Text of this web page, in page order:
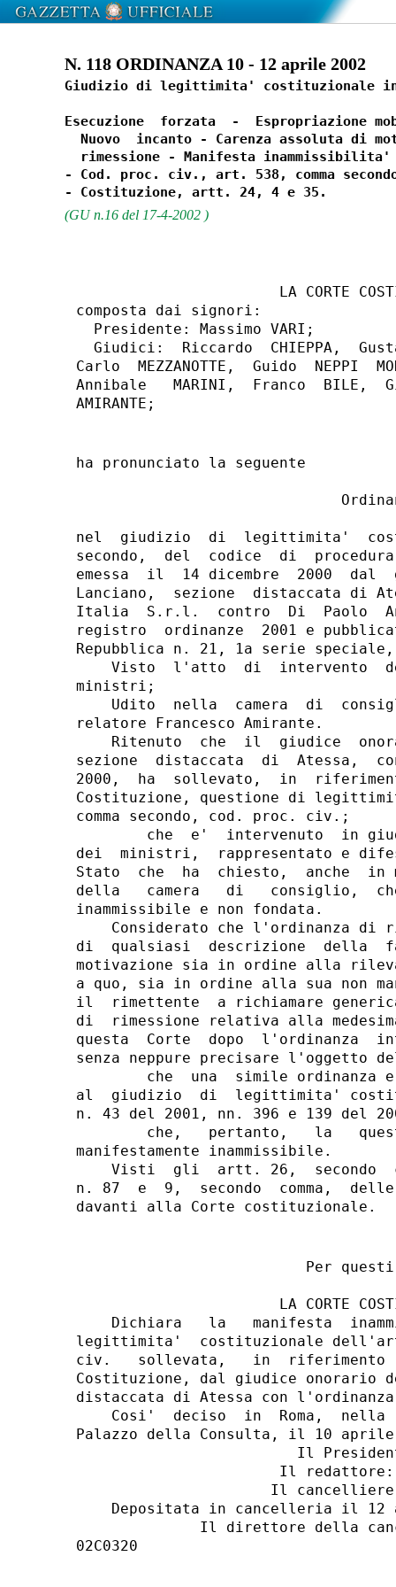
N. 118 ORDINANZA 10 - 12 aprile 2002
Giudizio di legittimita' costituzionale
Esecuzione  forzata  -  Espropriazione
Nuovo  incanto - Carenza assoluta di
rimessione - Manifesta inammissibilita'
- Cod. proc. civ., art. 538, comma
(GU n.16 del 17-4-2002 )
LA CORTE
composta dai signori:
  Presidente: Massimo VARI;
Giudici:  Riccardo  CHIEPPA,
Carlo  MEZZANOTTE,  Guido  NEPPI
Annibale   MARINI,  Franco  BILE,
ha pronunciato la seguente
nel  giudizio  di  legittimita'
secondo,  del  codice  di
emessa  il  14 dicembre  2000  dal
Lanciano,  sezione  distaccata di
Italia  S.r.l.  contro  Di  Paolo
registro  ordinanze  2001 e
Repubblica n. 21, 1a serie
Visto  l'atto  di  intervento
ministri;
Udito  nella  camera  di
relatore Francesco Amirante.
Ritenuto  che  il  giudice
sezione  distaccata  di  Atessa,
2000,  ha  sollevato,  in
Costituzione, questione di
comma secondo, cod. proc. civ.;
che  e'  intervenuto  in
dei  ministri,  rappresentato e
Stato  che  ha  chiesto,  anche  in
della   camera   di   consiglio,
inammissibile e non fondata.
Considerato che l'ordinanza di
di  qualsiasi  descrizione  della
motivazione sia in ordine alla
a quo, sia in ordine alla sua non
il  rimettente  a richiamare
di  rimessione relativa alla
questa  Corte  dopo  l'ordinanza
senza neppure precisare l'oggetto
che  una  simile ordinanza
al  giudizio  di  legittimita'
n. 43 del 2001, nn. 396 e 139 del
che,   pertanto,   la
manifestamente inammissibile.
Visti  gli  artt. 26,  secondo
n. 87  e  9,  secondo  comma,
Per
LA CORTE
Dichiara   la   manifesta
legittimita'  costituzionale dell'art.
civ.   sollevata,   in
Costituzione, dal giudice onorario
distaccata di Atessa con
Cosi'  deciso  in  Roma,  nella
Palazzo della Consulta, il 10 aprile
Il
Il
Il
Depositata in cancelleria il 12
Il direttore della